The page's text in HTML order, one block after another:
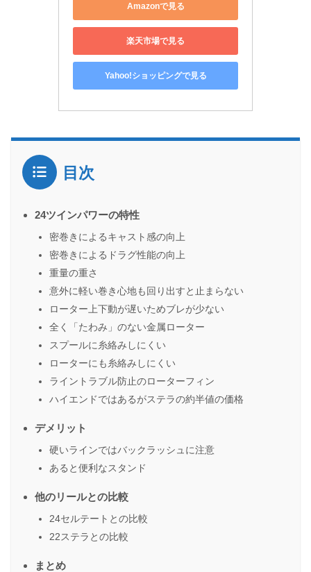
Amazonで見る
楽天市場で見る
Yahoo!ショッピングで見る
目次
24ツインパワーの特性
密巻きによるキャスト感の向上
密巻きによるドラグ性能の向上
重量の重さ
意外に軽い巻き心地も回り出すと止まらない
ローター上下動が遅いためブレが少ない
全く「たわみ」のない金属ローター
スプールに糸絡みしにくい
ローターにも糸絡みしにくい
ライントラブル防止のローターフィン
ハイエンドではあるがステラの約半値の価格
デメリット
硬いラインではバックラッシュに注意
あると便利なスタンド
他のリールとの比較
24セルテートとの比較
22ステラとの比較
まとめ